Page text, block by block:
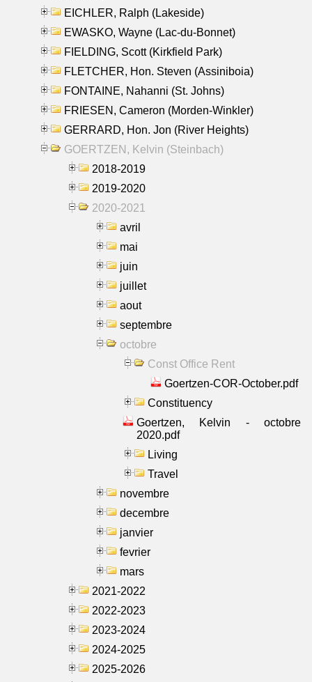
EICHLER, Ralph (Lakeside)
EWASKO, Wayne (Lac-du-Bonnet)
FIELDING, Scott (Kirkfield Park)
FLETCHER, Hon. Steven (Assiniboia)
FONTAINE, Nahanni (St. Johns)
FRIESEN, Cameron (Morden-Winkler)
GERRARD, Hon. Jon (River Heights)
GOERTZEN, Kelvin (Steinbach)
2018-2019
2019-2020
2020-2021
avril
mai
juin
juillet
aout
septembre
octobre
Const Office Rent
Goertzen-COR-October.pdf
Constituency
Goertzen, Kelvin - octobre
2020.pdf
Living
Travel
novembre
decembre
janvier
fevrier
mars
2021-2022
2022-2023
2023-2024
2024-2025
2025-2026